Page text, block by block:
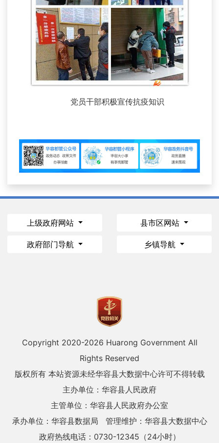
党员干部积极宣传抗疫知识
上级政府网站 县市区网站
政府部门导航 乡镇导航
Copyright 2020-2026 Huarong Government All
Rights Reserved
版权所有 本站资源未经华容县大数据中心许可不得转载
主办单位：华容县人民政府
主管单位：华容县人民政府办公室
承办单位：华容县数据局
管理维护：华容县大数据中心
政府热线电话：0730-12345（24小时）